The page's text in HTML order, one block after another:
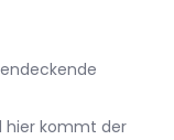
hier kommt der